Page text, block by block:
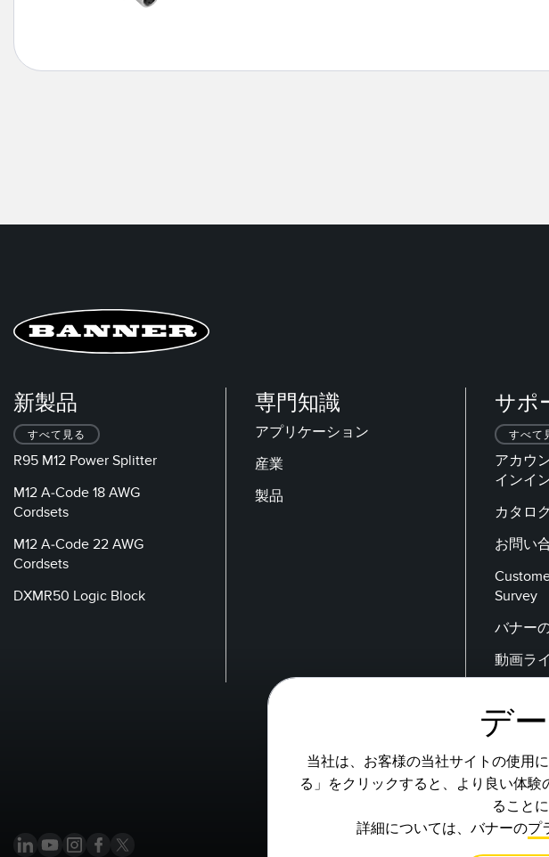
新製品
すべて見る
R95 M12 Power Splitter
M12 A-Code 18 AWG
Cordsets
M12 A-Code 22 AWG
Cordsets
DXMR50 Logic Block
専門知識
アプリケーション
産業
製品
サポ
すべて
アカウ
インイ
カタロ
お問い
Survey
バナー
動画ラ
デ
当社は、お客様の当社サイトの使用
る」をクリックすると、より良い体
ること
詳細については、バナーのプ